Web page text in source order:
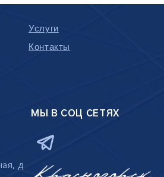
Услуги
Контакты
д
МЫ В СОЦ СЕТЯХ